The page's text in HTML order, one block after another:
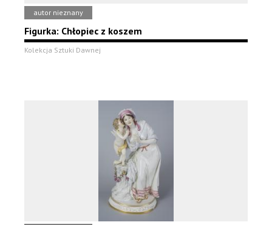
autor nieznany
Figurka: Chłopiec z koszem
Kolekcja Sztuki Dawnej